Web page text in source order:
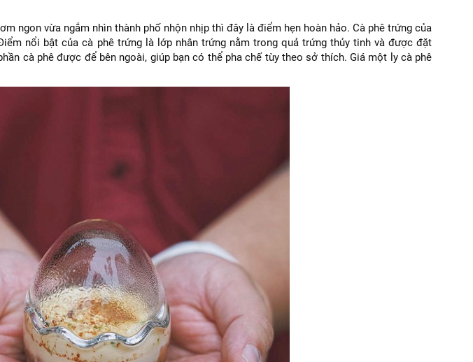
ngon vừa ngắm nhìn thành phố nhộn nhịp thì đây là điểm hẹn hoàn hảo. Cà phê trứng của
nổi bật của cà phê trứng là lớp nhân trứng nằm trong quả trứng thủy tinh và được đặt
cà phê được để bên ngoài, giúp bạn có thể pha chế tùy theo sở thích. Giá một ly cà phê